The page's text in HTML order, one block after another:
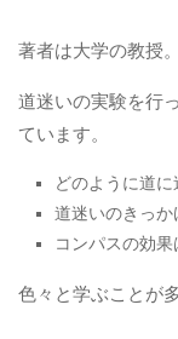
著者は大学の教授。
道迷いの実験を行
ています。
どのように道
道迷いのきっか
コンパスの効
色々と学ぶことが